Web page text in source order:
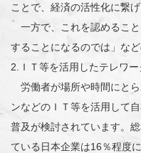
ことで、経済の活性化に繋
一方で、これを認めるこ
することになるのでは」な
2.ＩＴ等を活用したテレワー
労働者が場所や時間にと
ンなどのＩＴ等を活用して
普及が検討されています。
ている日本企業は16％程度